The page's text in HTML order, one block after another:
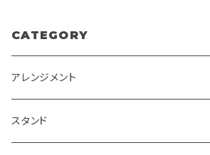
CATEGORY
アレンジメント
スタンド